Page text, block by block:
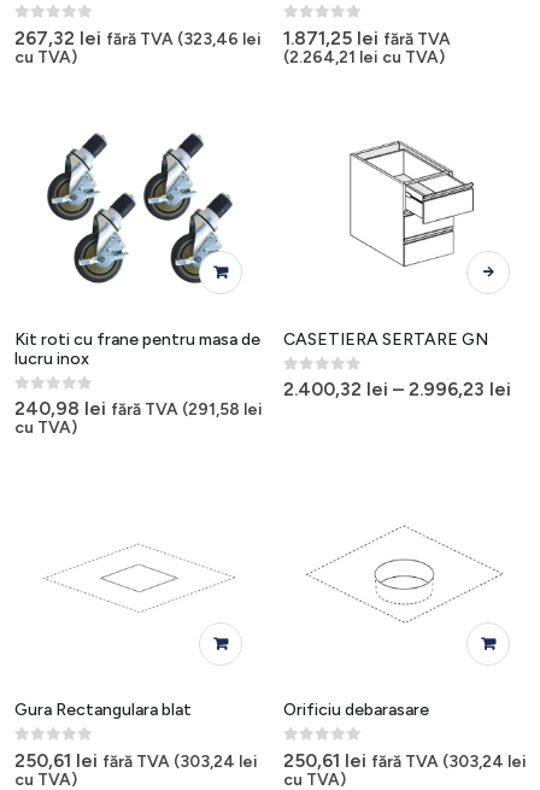
0out of 5
267,32 lei fără TVA (323,46 lei
cu TVA)
0 out of 5
1.871,25 lei fără TVA
(2.264,21 lei cu TVA)
Kit roti cu frane pentru masa de
lucru inox
0out of 5
240,98 lei fără TVA (291,58 lei
cu TVA)
Acest
produs
mai
variații.
CASETIERA SERTARE GN
0out of 5
2.400,32 lei – 2.996,23 lei
Gura Rectangulara blat
0out of 5
250,61 lei fără TVA (303,24 lei
cu TVA)
Orificiu debarasare
0out of 5
250,61 lei fără TVA (303,24 lei
cu TVA)